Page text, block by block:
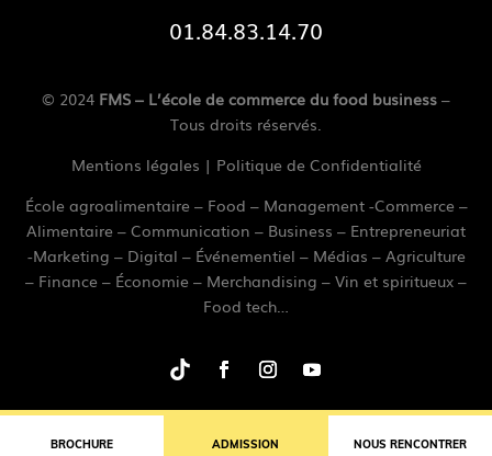
01.84.83.14.70
© 2024 FMS – L’école de commerce du food business –
Tous droits réservés.
Mentions légales | Politique de Confidentialité
École agroalimentaire – Food – Management -Commerce –
Alimentaire – Communication – Business – Entrepreneuriat
-Marketing – Digital – Événementiel – Médias – Agriculture
– Finance – Économie – Merchandising – Vin et spiritueux –
Food tech…
BROCHURE ADMISSION NOUS RENCONTRER